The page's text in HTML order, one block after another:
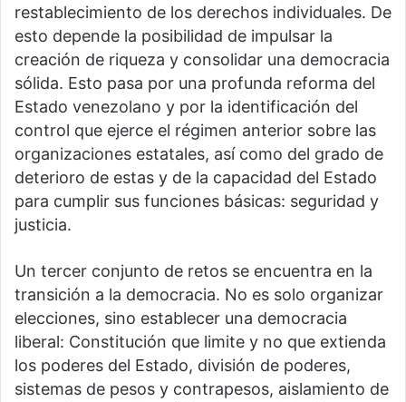
restablecimiento de los derechos individuales. De
esto depende la posibilidad de impulsar la
creación de riqueza y consolidar una democracia
sólida. Esto pasa por una profunda reforma del
Estado venezolano y por la identificación del
control que ejerce el régimen anterior sobre las
organizaciones estatales, así como del grado de
deterioro de estas y de la capacidad del Estado
para cumplir sus funciones básicas: seguridad y
justicia.
Un tercer conjunto de retos se encuentra en la
transición a la democracia. No es solo organizar
elecciones, sino establecer una democracia
liberal: Constitución que limite y no que extienda
los poderes del Estado, división de poderes,
sistemas de pesos y contrapesos, aislamiento de